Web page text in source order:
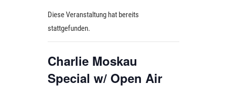
Diese Veranstaltung hat bereits
stattgefunden.
Charlie Moskau
Special w/ Open Air